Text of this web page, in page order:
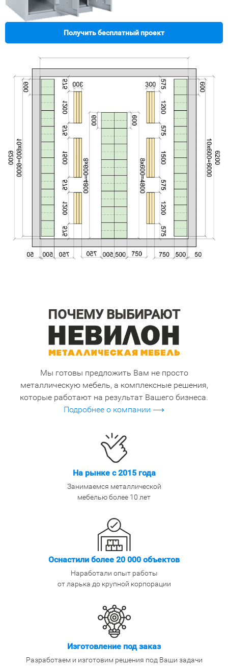
Получить бесплатный проект
ПОЧЕМУ ВЫБИРАЮТ
Мы готовы предложить Вам не просто
металлическую мебель, а комплексные решения,
которые работают на результат Вашего бизнеса.
Подробнее о компании ⟶
На рынке с 2015 года
Занимаемся металлической
мебелью более 10 лет
Оснастили более 20 000 объектов
Наработали опыт работы
от ларька до крупной корпорации
Изготовление под заказ
Разработаем и изготовим решения под Ваши задачи